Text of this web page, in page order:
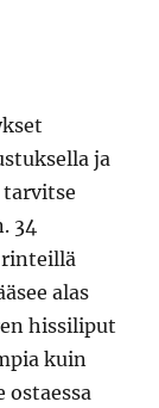
ja
34
alas
hissiliput
kuin
ostaessa